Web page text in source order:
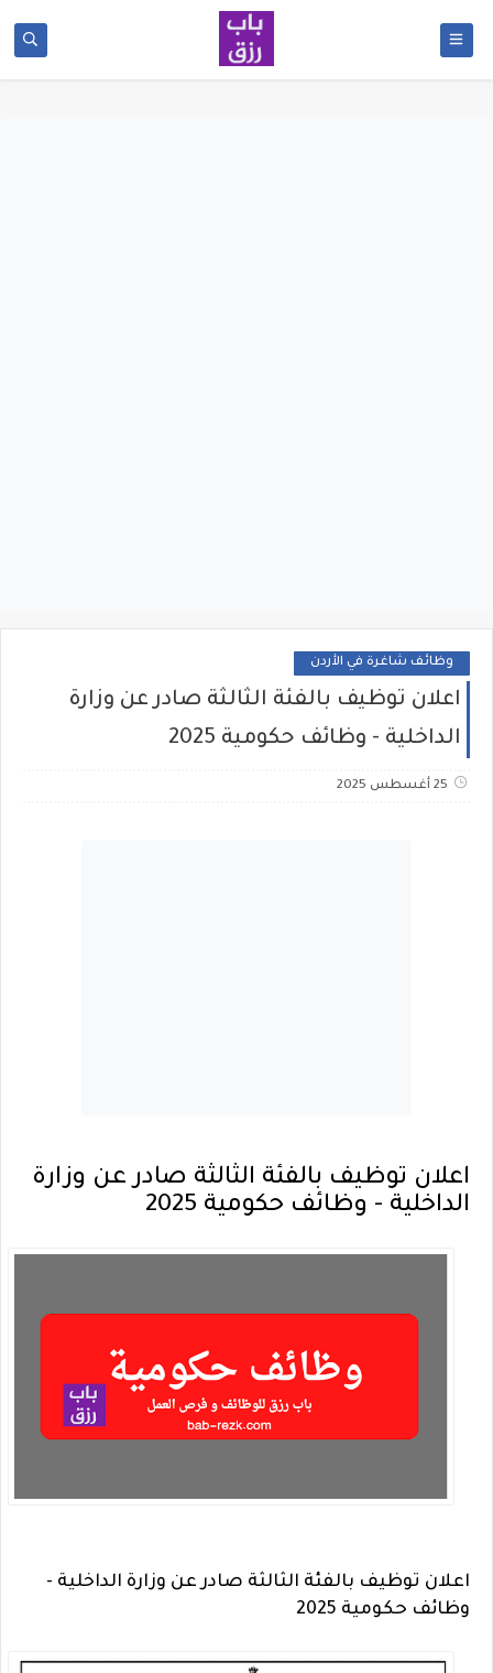
وظائف شاغرة في الأردن
اعلان توظيف بالفئة الثالثة صادر عن وزارة
الداخلية - وظائف حكومية 2025
25 أغسطس 2025
اعلان توظيف بالفئة الثالثة صادر عن وزارة
الداخلية - وظائف حكومية 2025
اعلان توظيف بالفئة الثالثة صادر عن وزارة الداخلية -
وظائف حكومية 2025